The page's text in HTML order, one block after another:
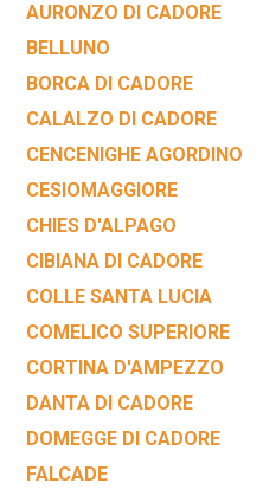
AURONZO DI CADORE
BELLUNO
BORCA DI CADORE
CALALZO DI CADORE
CENCENIGHE AGORDINO
CESIOMAGGIORE
CHIES D'ALPAGO
CIBIANA DI CADORE
COLLE SANTA LUCIA
COMELICO SUPERIORE
CORTINA D'AMPEZZO
DANTA DI CADORE
DOMEGGE DI CADORE
FALCADE